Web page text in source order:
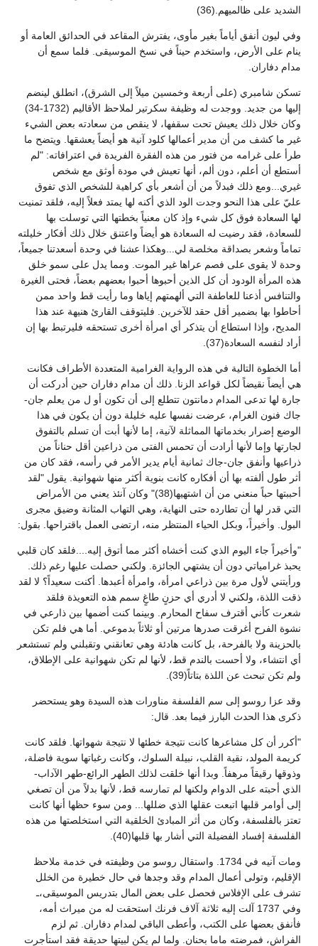
الشديد على ظالميهم.(36)
وفي ليون أنفق أياماً بغير مأوى، يفترش المقاعد في الحدائق العامة أو
ينام على الأرض، واستخدم حيناً في نسخ الموسيقى. فلما سمع أن
مدام دفاران.
تسكن شامبري (على أربعة وخمسين ميلاً إلى الشرق)، انطلق لينضم
إليها من جديد. ووجدت له وظيفة سكرتير لملاحظ الأقاليم (1732-34)
وكان خلال ذلك يعيش تحت سقفها، لا ينقص من سعادته بعض الشيء
غير ما كشف من أن مدير أعمالها كلود آنية هو أيضاً يعشقها. ويتضح ما
طرأ على غرامه من فتور من هذه الفقرة الفريدة في اعترافاته: "لم
أستطع أن أعلم، دون ألم، أنها تعيش في مودة أوثق مع شخص
غيري...ومع ذلك فبدلاً من أن أشعر بأي كراهية للشخص الذي تفوق
عليّ على هذا النحو وجدت الود الذي أكنه لها يمتد فعلاً إليه، فلقد تمنيت
لها السعادة فوق كل شيء وإذ كان معنياً بخطتها التي توسلت بها
للسعادة، فقد رضيت له السعادة هو أيضاً واعتنق خلال ذلك أفكار خليلته
تماماً وشعر بصداقة مخلصة لي...وهكذا عشنا في وحدة أسعدتنا جميعاً،
وحدة لا يقوى على فصم عراها غير الموت. ومما يدل على سمو خلق
هذه المرأة الودود أن كل الذين أحبوها أحبوا بعضهم بعضاً، فحتى الغيرة
والتنافس أذعنا للعاطفة التي ألهمتهم إياها وما رأيت قط واحد ممن
أحاطوا بها بضمير أقل حقد للآخرين. فليتوقف القارئ هنيهة عند هذا
المديح، وإذا استطاع أن يتذكر أي امرأة أخرى تستحقه فليرتبط بها إن
أراد لنفسه السعادة(37).
أما الخطوة التالية في هذه الرواية الغرامية المتعددة الأطراف فكانت
هي أيضاً نقيضاً لكل قواعد الزنا. ذلك أن مدام دفاران حين أدركت أن
جارة لها تدعى المدام دمانتون تتطلع إلى أن تكون أو ل من يعلم جان-
جاك فنون الغرام، عرضت نفسها عليه خليلة دون أن يكون في هذا
الوضع إضرار بخدماتها المماثلة لآنية، إما لأنها أبت أن تسلم بالتفوق
لجارتها وإما لأنها أرادت أن تحمس الفتى من ذراعين أقل حناناً من
ذراعيها وأنفق جان-جاك ثمانية أيام يدير الأمر في رأسه، فقد كان من
أثر طول ألفته بها أن أفكاره كانت بنوية أكثر منها شهوانية. يقول "لقد
أحببتها حباً منعني من أن اشتهيها(38)" وكان آنئذ يعني من الأمراض
التي قدر لها أن تطارده حتى النهاية، وهي التهاب المثانة وضيق مجرى
البول. وأخيراً، وبكل الحياء المنتظر منه، ارتضى العمل باقتراحها. بقول:
"وأخيراً جاء اليوم الذي كنت أخشاه أكثر مما أتوق إليه....فلقد كان قلبي
يحبذ غرامياتي دون أن يشتهي الجائزة. ولكني حصلت عليها رغم ذلك.
ورأيتني لأول مرة بين ذراعي امرأة، وامرأة أعبدها. أكنت سعيداً؟ لا لقد
ذقت اللذة، ولكني لا أدري أي حزنٍ طاغٍ سمم هذه التعويذة فلقد
شعرت كأني أقترف سفاح المحارم. وبينما كنت أضمها بين ذارعي في
نشوة الفرح أغرقت صدرها مرتين أو ثلاثاً بدموعي. أما هي فلم تكن
بالحزينة ولا بالفرحة، بل كانت هادئة وهي تعانقني وتقبلني ولم تستشعر
أي انتشاء، ولا أحست بالندم قط، لأنها لم تكن شهوانية على الإطلاق،
ولم تكن تبحث عن اللذة بتاتاً(39).
وقد عزا روسو إلى سم الفلسفة مناورات هذه السيدة وهو يستحضر
ذكرى هذا الحدث البارز فيما بعد. قال:
"أكرر أن كل مشاعرها كانت نتيجة خطئها لا نتيجة شهواتها. فلقد كانت
كريمة المولد، نقية القلب، نبيلة السلوك، وكانت رغباتها سوية فاضلة،
وذوقها رقيقاً مرهفاً. وبدا أنها خلقت لذلك الطهر الرائع-طهر الآداب-
الذي أحبته على الدوام ولكنها لم تمارسه قط، لأنها بدلاً من أن تصغي
إلى أوامر قلبها اتبعت عقلها الذي ضللها... ومن سوء حظها أنها كانت
تعتز بالفلسفة، وكان من أثر المبادئ الخلقية التي استخلصتها من هذه
الفلسفة إفساد الفضيلة التي أشار بها قلبها(40).
ومات آنيه في 1734. واستقال روسو من وظيفته في خدمة ملاحظ
الإقليم، وتولى أعمال المدام وقد وجدها في حال خطيرة من الخلل
تشرف على الإفلاس فحصل على بعض المال بتدريس الموسيقى،ـ
وفي 1737 آلت إليه ثلاثة آلاف فرنك استحقت له من ميراث أمه،
فأنفق بعضها على الكتب، وأعطى الباقي لمدام دفاران. ثم لزم
الفراش، فمرضته ماما بحنان. ولما لم يكن لبيتها حديقة فقد استأجرت